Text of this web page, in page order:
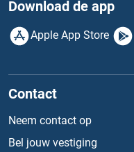
Download de app
Apple App Store
Contact
Neem contact op
Bel jouw vestiging